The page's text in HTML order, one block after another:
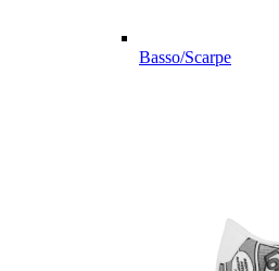
Basso/Scarpe